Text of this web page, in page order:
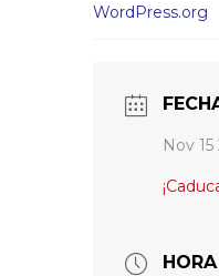
WordPress.org
Nov 15
HORA